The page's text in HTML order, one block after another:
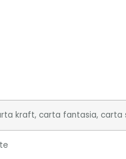
kraft, carta fantasia, carta